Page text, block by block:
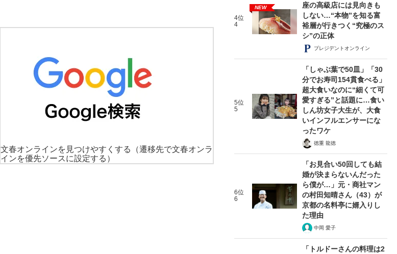
文春オンラインを見つけやすくする
（遷移先で文春オンラ
インを優先ソースに設定する）
4位
4
NEW
座の高級店には見向きも
しない…“本物”を知る富
裕層が行きつく“究極のス
シ”の正体
プレジデントオンライン
5位
5
「しゃぶ葉で50皿」「30
分でお寿司154貫食べる」
超大食いなのに“細くて可
愛すぎる”と話題に…食い
しん坊女子大生が、大食
いインフルエンサーにな
ったワケ
徳重 龍徳
6位
6
「お見合い50回しても結
婚が決まらないんだった
ら僕が…」元・商社マン
の村田知晴さん（43）が
京都の名料亭に婿入りし
た理由
中岡 愛子
「トルドーさんの料理は2